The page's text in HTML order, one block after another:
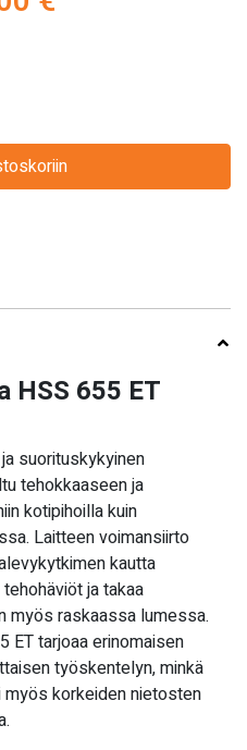
€.2190,00 €.
HSS 655 ET
suorituskykyinen
tehokkaaseen ja
kotipihoilla kuin
Laitteen voimansiirto
kautta
ja takaa
myös raskaassa lumessa.
ET tarjoaa erinomaisen
työskentelyn, minkä
korkeiden nietosten